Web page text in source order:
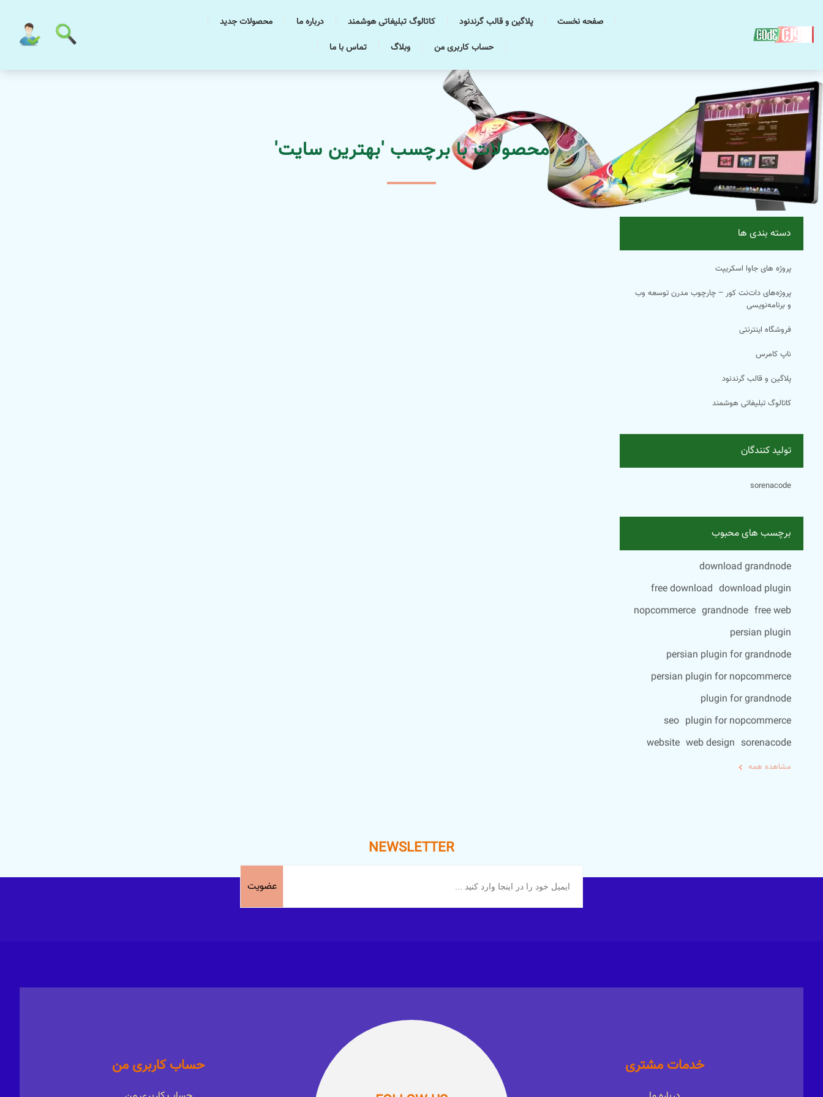
صفحه نخست پلاگین و قالب گرندنود کاتالوگ تبلیغاتی هوشمند درباره ما
محصولات جدید
حساب کاربری من
وبلاگ تماس با ما
محصولات با برچسب 'بهترین سایت'
دسته بندی ها
پروژه های جاوا اسکریپت
پروژه‌های دات‌نت کور – چارچوب مدرن توسعه وب
و برنامه‌نویسی
فروشگاه اینترنتی
ناپ کامرس
پلاگین و قالب گرندنود
کاتالوگ تبلیغاتی هوشمند
تولید کنندگان
sorenacode
برچسب های محبوب
download grandnode
download plugin
free download
free web
grandnode
nopcommerce
persian plugin
persian plugin for grandnode
persian plugin for nopcommerce
plugin for grandnode
plugin for nopcommerce
seo
sorenacode
web design
website
مشاهده همه
NEWSLETTER
عضویت
خدمات مشتری حساب کاربری من